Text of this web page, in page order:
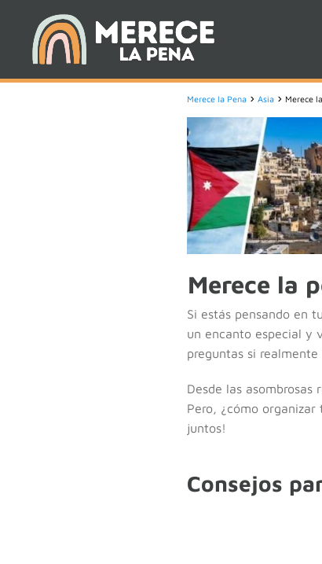
Merece la Pena Asia Merece
Merece la
Si estás pensando en
un encanto especial y
preguntas si
Desde las
Pero, ¿cómo
juntos!
Consejos